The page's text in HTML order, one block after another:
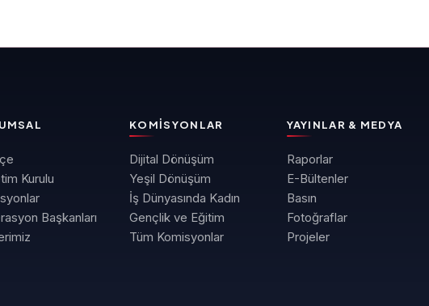
Kurulu
Başkanları
KOMISYONLAR
Dijital Dönüşüm
Yeşil Dönüşüm
İş Dünyasında Kadın
Gençlik ve Eğitim
Tüm Komisyonlar
YAYINLAR & MEDYA
Raporlar
E-Bültenler
Basın
Fotoğraflar
Projeler